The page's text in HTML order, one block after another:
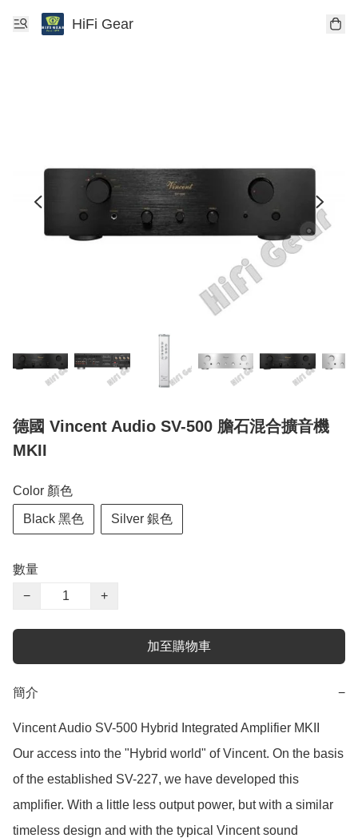
HiFi Gear
德國 Vincent Audio SV-500 膽石混合擴音機
MKII
Color 顏色
Black 黑色 Silver 銀色
數量
−
+
加至購物車
簡介 −
Vincent Audio SV-500 Hybrid Integrated Amplifier MKII
Our access into the "Hybrid world" of Vincent. On the basis
of the established SV-227, we have developed this
amplifier. With a little less output power, but with a similar
timeless design and with the typical Vincent sound